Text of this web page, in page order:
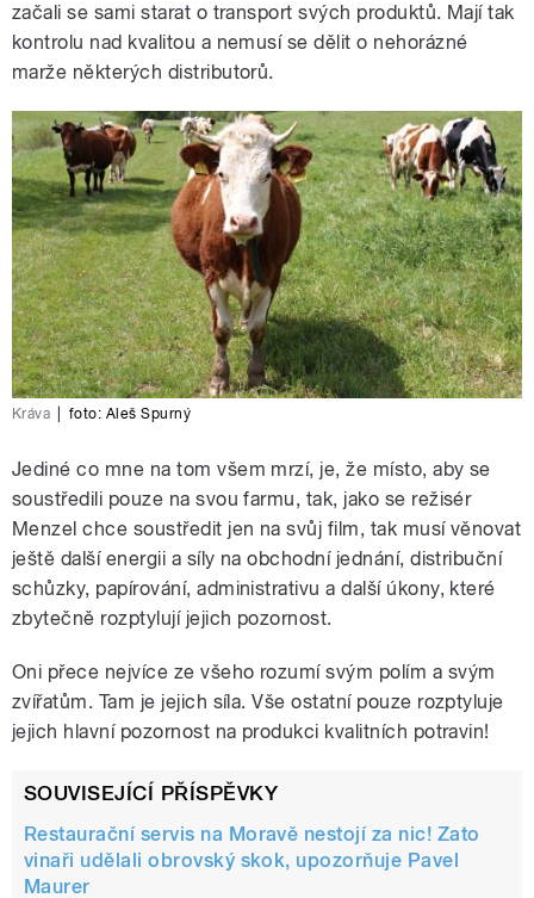
začali se sami starat o transport svých produktů. Mají tak
kontrolu nad kvalitou a nemusí se dělit o nehorázné
marže některých distributorů.
Kráva foto: Aleš Spurný
Jediné co mne na tom všem mrzí, je, že místo, aby se
soustředili pouze na svou farmu, tak, jako se režisér
Menzel chce soustředit jen na svůj film, tak musí věnovat
ještě další energii a síly na obchodní jednání, distribuční
schůzky, papírování, administrativu a další úkony, které
zbytečně rozptylují jejich pozornost.
Oni přece nejvíce ze všeho rozumí svým polím a svým
zvířatům. Tam je jejich síla. Vše ostatní pouze rozptyluje
jejich hlavní pozornost na produkci kvalitních potravin!
SOUVISEJÍCÍ PŘÍSPĚVKY
Restaurační servis na Moravě nestojí za nic! Zato
vinaři udělali obrovský skok, upozorňuje Pavel
Maurer